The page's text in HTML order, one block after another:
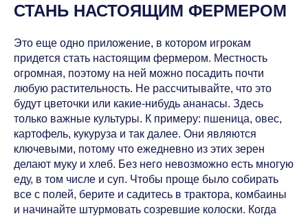
СТАНЬ НАСТОЯЩИМ ФЕРМЕРОМ
Это еще одно приложение, в котором игрокам
придется стать настоящим фермером. Местность
огромная, поэтому на ней можно посадить почти
любую растительность. Не рассчитывайте, что это
будут цветочки или какие-нибудь ананасы. Здесь
только важные культуры. К примеру: пшеница, овес,
картофель, кукуруза и так далее. Они являются
ключевыми, потому что ежедневно из этих зерен
делают муку и хлеб. Без него невозможно есть многую
еду, в том числе и суп. Чтобы проще было собирать
все с полей, берите и садитесь в трактора, комбаины
и начинайте штурмовать созревшие колоски. Когда